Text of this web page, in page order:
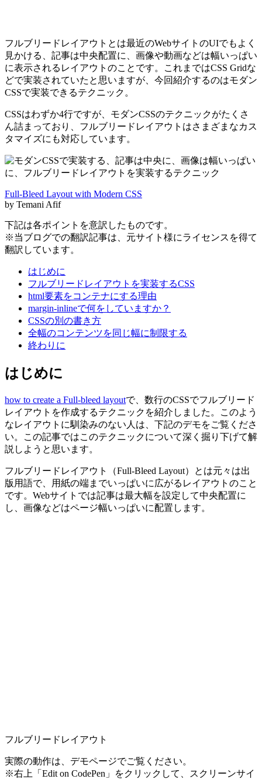
フルブリードレイアウトとは最近のWebサイトのUIでもよく
見かける、記事は中央配置に、画像や動画などは幅いっぱい
に表示されるレイアウトのことです。これまではCSS Gridな
どで実装されていたと思いますが、今回紹介するのはモダン
CSSで実装できるテクニック。
CSSはわずか4行ですが、 モダンCSSのテクニックがたくさ
ん詰まっており、 フルブリードレイアウトはさまざまなカス
タマイズにも対応しています。
Full-Bleed Layout with Modern CSS
by Temani Afif
下記は各ポイントを意訳したものです。
※当ブログでの翻訳記事は、元サイト様にライセンスを得て
翻訳しています。
はじめに
フルブリードレイアウトを実装するCSS
html要素をコンテナにする理由
margin-inlineで何をしていますか？
CSSの別の書き方
全幅のコンテンツを同じ幅に制限する
終わりに
はじめに
how to create a Full-bleed layoutで、数行のCSSでフルブリード
レイアウトを作成するテクニックを紹介しました。このよう
なレイアウトに馴染みのない人は、下記のデモをご覧くださ
い。この記事ではこのテクニックについて深く掘り下げて解
説しようと思います。
フルブリードレイアウト（Full-Bleed Layout）とは元々は出
版用語で、用紙の端までいっぱいに広がるレイアウトのこと
です。Webサイトでは記事は最大幅を設定して中央配置に
し、画像などはページ幅いっぱいに配置 します。
フルブリードレイアウト
実際の動作は、デモページでご覧ください。
※右上「Edit on CodePen」をクリックして、スクリーンサイ